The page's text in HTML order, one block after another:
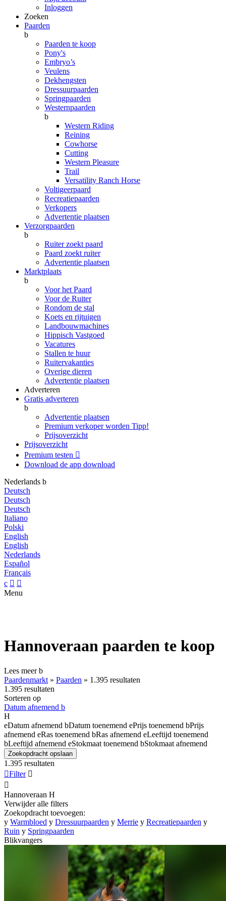
Inloggen
Zoeken
Paarden
b
Paarden te koop
Pony's
Embryo’s
Veulens
Dekhengsten
Dressuurpaarden
Springpaarden
Westernpaarden
b
Western Riding
Reining
Cowhorse
Cutting
Western Pleasure
Trail
Versatility Ranch Horse
Voltigeerpaard
Recreatiepaarden
Verkopers
Advertentie plaatsen
Verzorgpaarden
b
Ruiter zoekt paard
Paard zoekt ruiter
Advertentie plaatsen
Marktplaats
b
Voor het Paard
Voor de Ruiter
Rondom de stal
Koets en rijtuigen
Landbouwmachines
Hippisch Vastgoed
Vacatures
Stallen te huur
Ruitervakanties
Overige dieren
Advertentie plaatsen
Adverteren
Gratis adverteren
b
Advertentie plaatsen
Premium verkoper worden Tipp!
Prijsoverzicht
Prijsoverzicht
Premium testen 
Download de app download
Nederlands b
Deutsch
Deutsch
Deutsch
Italiano
Polski
English
English
Nederlands
Español
Français
c  
Menu
Hannoveraan paarden te koop
Lees meerb
Paardenmarkt » Paarden » 1.395 resultaten
1.395 resultaten
Sorteren op
Datum afnemend b
H
eDatum afnemend bDatum toenemend ePrijs toenemend bPrijs
afnemend eRas toenemend bRas afnemend eLeeftijd toenemend
bLeeftijd afnemend eStokmaat toenemend bStokmaat afnemend
Zoekopdracht opslaan
1.395 resultaten
Filter 

Hannoveraan H
Verwijder alle filters
Zoekopdracht toevoegen:
y Warmbloed y Dressuurpaarden y Merrie y Recreatiepaarden y
Ruin y Springpaarden
Blikvangers